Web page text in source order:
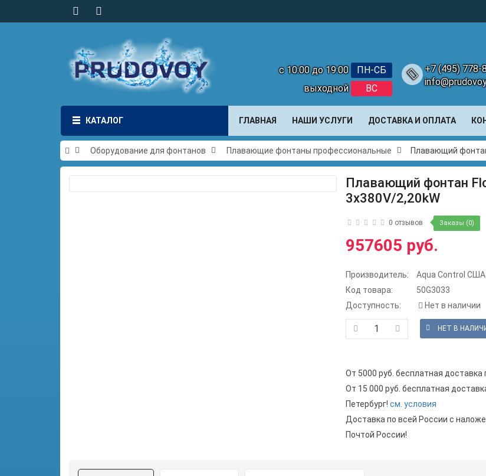
с 10:00 до 19:00
ПН-СБ
выходной
ВС
+7 (495) 778-
КАТАЛОГ ГЛАВНАЯ НАШИ УСЛУГИ ДОСТАВКА И ОПЛАТА
Оборудование для фонтанов Плавающие фонтаны профессиональные Плавающий
Плавающий фонтан
3x380V/2,20kW
0 отзывов Заказы (0)
957605 руб.
Производитель:
Aqua Control США
Код товара:
50G3033
Доступность:
Нет в наличии
От 5000 руб. бесплатная доставка
От 15 000 руб. бесплатная
Петербург! см. условия
Доставка по всей России с
Почтой России!